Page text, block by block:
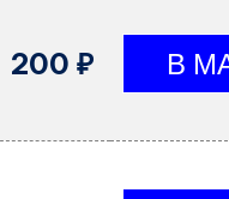
200 ₽